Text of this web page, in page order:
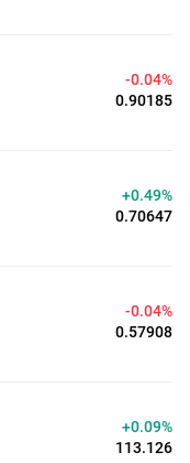
-0.04%
0.90185
+0.49%
0.70647
-0.04%
0.57908
+0.09%
113.126